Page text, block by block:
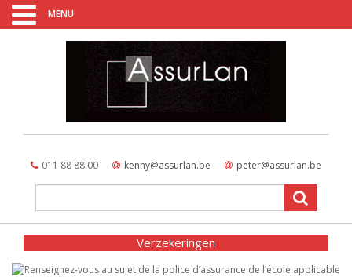
MENU
011 88 88 00 kenny@assurlan.be peter@assurlan.be
Verzekeringen